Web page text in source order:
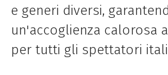
e generi diversi,
un'accoglienza calorosa
per tutti gli spettatori